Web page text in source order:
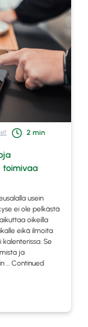
2 min
toimivaa
usein
ei ole pelkästä
oikeilla
eikä ilmoita
Se
ja
… Continued